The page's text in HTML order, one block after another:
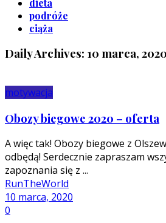
podróże
ciąża
Daily Archives: 10 marca, 2020
motywacja
Obozy biegowe 2020 – oferta
A więc tak! Obozy biegowe z
odbędą! Serdecznie zapraszam
zapoznania się z ...
RunTheWorld
10 marca, 2020
0